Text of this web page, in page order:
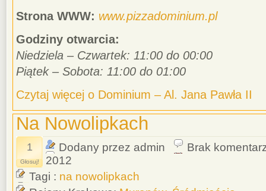
Strona WWW: www.pizzadominium.pl
Godziny otwarcia:
Niedziela – Czwartek: 11:00 do 00:00
Piątek – Sobota: 11:00 do 01:00
Czytaj więcej o Dominium – Al. Jana Pawła II
Na Nowolipkach
1
Głosuj!
Dodany przez admin
Brak
2012
Tagi : na nowolipkach